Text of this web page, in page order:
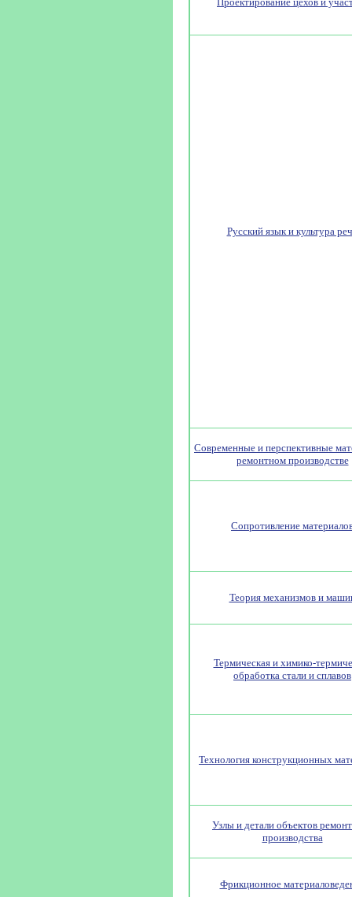
Русский язык и культура
Современные и перспективные
ремонтном производстве
Сопротивление
Теория механизмов и
Термическая и химико-
обработка стали и сплавов
Технология конструкционных
Узлы и детали объектов
производства
Фрикционное